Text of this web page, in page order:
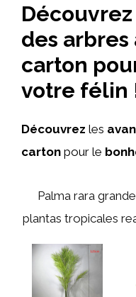
des arbres
carton
votre félin
Découvrez les
carton pour le
Palma rara
plantas tropicales